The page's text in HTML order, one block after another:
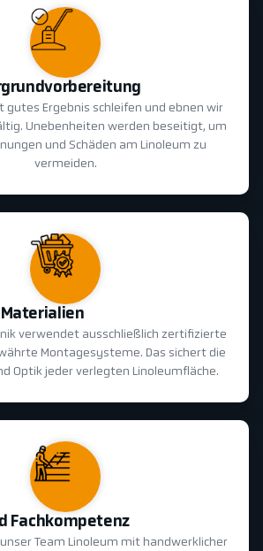
gutes Ergebnis schleifen und ebnen wir
Unebenheiten werden beseitigt, um
und Schäden am Linoleum zu
vermeiden.
verwendet ausschließlich zertifizierte
Montagesysteme. Das sichert die
Optik jeder verlegten Linoleumfläche.
Fachkompetenz
Team Linoleum mit handwerklicher